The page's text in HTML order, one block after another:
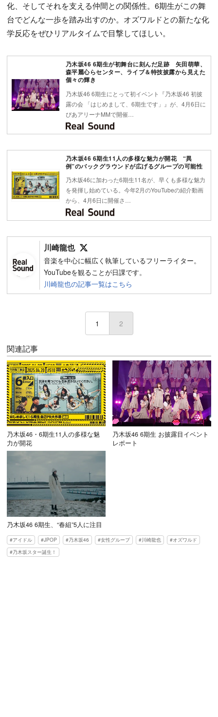
化、そしてそれを支える仲間との関係性。6期生がこの舞
台でどんな一歩を踏み出すのか。オズワルドとの新たな化
学反応をぜひリアルタイムで目撃してほしい。
乃木坂46 6期生が初舞台に刻んだ足跡 矢田萌華、
森平麗心らセンター、ライブ＆特技披露から見えた
個々の輝き
乃木坂46 6期生にとって初イベント『乃木坂46 初披
露の会 「はじめまして、6期生です」』が、4月6日に
ぴあアリーナMMで開催…
乃木坂46 6期生11人の多様な魅力が開花 “異
例”のバックグラウンドが広げるグループの可能性
乃木坂46に加わった6期生11名が、早くも多様な魅力
を発揮し始めている。今年2月のYouTubeの紹介動画
から、4月6日に開催さ…
川崎龍也
音楽を中心に幅広く執筆しているフリーライター。
YouTubeを観ることが日課です。
川崎龍也の記事一覧はこちら
1 2
関連記事
乃木坂46・6期生11人の多様な魅
力が開花
乃木坂46 6期生 お披露目イベント
レポート
乃木坂46 6期生、“春組”5人に注目
アイドル JPOP 乃木坂46 女性グループ 川崎龍也
オズワルド
乃木坂スター誕生！